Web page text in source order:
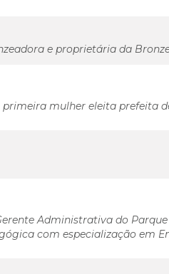
e proprietária da
primeira mulher eleita prefeita
Administrativa do
com especialização em